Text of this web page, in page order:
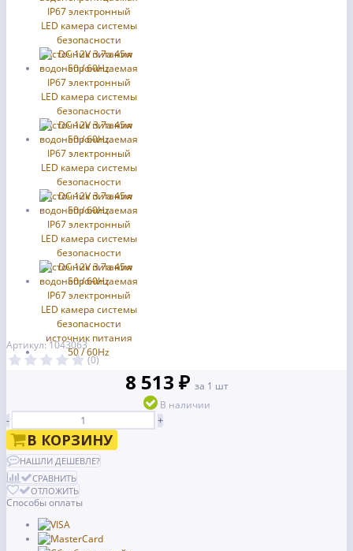
Артикул: 1043063
(0)
8 513 ₽ за 1 шт
В наличии
-
+
В КОРЗИНУ
НАШЛИ ДЕШЕВЛЕ?
СРАВНИТЬ
ОТЛОЖИТЬ
Способы оплаты